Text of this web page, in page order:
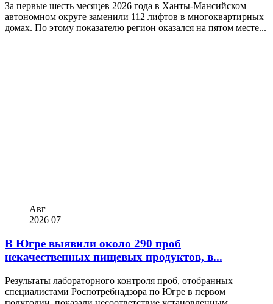
За первые шесть месяцев 2026 года в Ханты-Мансийском
автономном округе заменили 112 лифтов в многоквартирных
домах. По этому показателю регион оказался на пятом месте...
Авг
2026 07
В Югре выявили около 290 проб
некачественных пищевых продуктов, в...
Результаты лабораторного контроля проб, отобранных
специалистами Роспотребнадзора по Югре в первом